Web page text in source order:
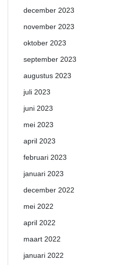
december 2023
november 2023
oktober 2023
september 2023
augustus 2023
juli 2023
juni 2023
mei 2023
april 2023
februari 2023
januari 2023
december 2022
mei 2022
april 2022
maart 2022
januari 2022